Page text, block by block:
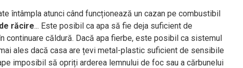
întâmpla atunci când funcționează un cazan pe combustibil
răcire... Este posibil ca apa să fie deja suficient de
continuare căldură. Dacă apa fierbe, este posibil ca sistemul
ales dacă casa are țevi metal-plastic suficient de sensibile
imposibil să opriți arderea lemnului de foc sau a cărbunelui